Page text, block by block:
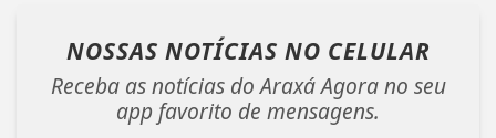
NOSSAS NOTÍCIAS NO CELULAR
Receba as notícias do Araxá Agora no seu
app favorito de mensagens.